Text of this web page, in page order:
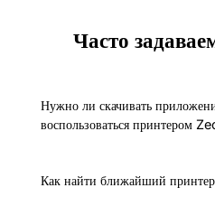
Часто
Нужно ли скачивать
воспользоваться принтером
Как найти ближайший